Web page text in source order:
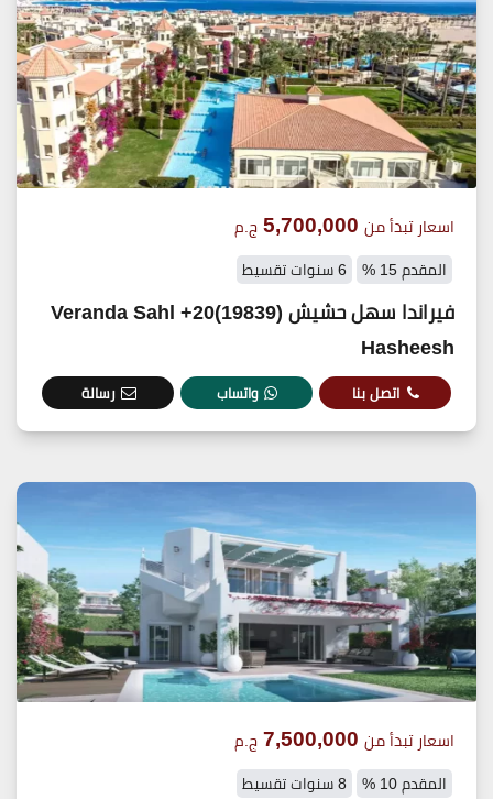
اسعار تبدأ من 5,700,000 ج.م
المقدم 15 % 6 سنوات تقسيط
فيراندا سهل حشيش (19839)20+ Veranda Sahl
Hasheesh
اتصل بنا واتساب رسالة
اسعار تبدأ من 7,500,000 ج.م
المقدم 10 % 8 سنوات تقسيط